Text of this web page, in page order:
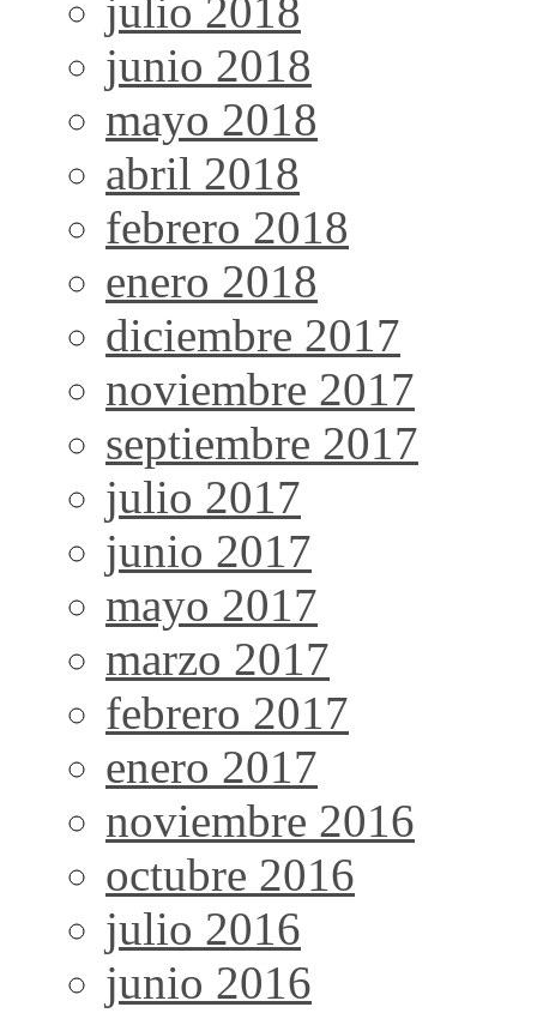
julio 2018
junio 2018
mayo 2018
abril 2018
febrero 2018
enero 2018
diciembre 2017
noviembre 2017
septiembre 2017
julio 2017
junio 2017
mayo 2017
marzo 2017
febrero 2017
enero 2017
noviembre 2016
octubre 2016
julio 2016
junio 2016